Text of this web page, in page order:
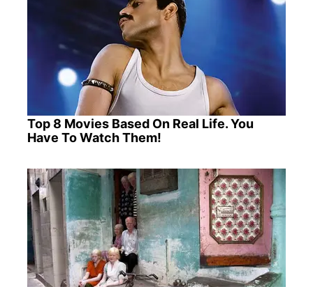
Top 8 Movies Based On Real Life. You
Have To Watch Them!